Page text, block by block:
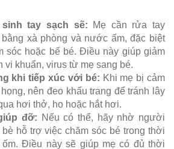
tay sạch sẽ: Mẹ cần rửa tay
xà phòng và nước ấm, đặc biệt
sóc hoặc bế bé. Điều này giúp giảm
vi khuẩn, virus từ mẹ sang bé.
khi tiếp xúc với bé: Khi mẹ bị cảm
nên đeo khẩu trang để tránh lây
hơi thở, ho hoặc hắt hơi.
đỡ: Nếu có thể, hãy nhờ người
hỗ trợ việc chăm sóc bé trong thời
ốm. Điều này sẽ giúp mẹ có đủ thời